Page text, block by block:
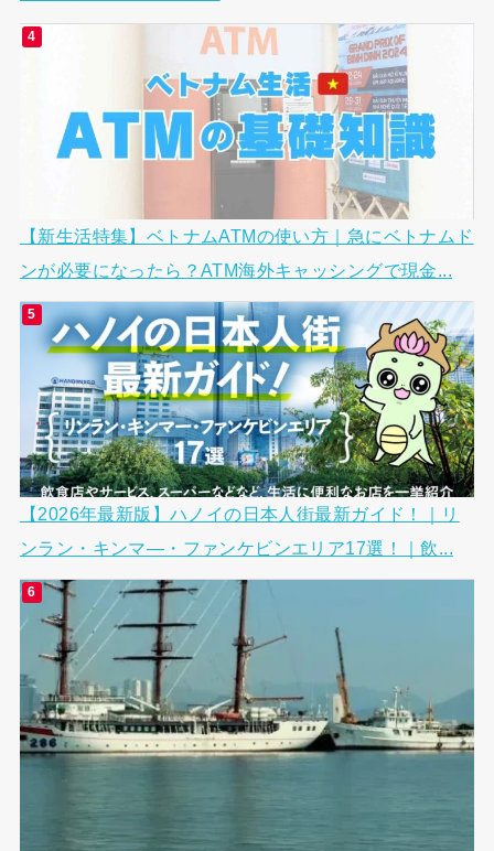
【新生活特集】ベトナムATMの使い方｜急にベトナムド
ンが必要になったら？ATM海外キャッシングで現金...
【2026年最新版】ハノイの日本人街最新ガイド！｜リ
ンラン・キンマ―・ファンケビンエリア17選！｜飲...